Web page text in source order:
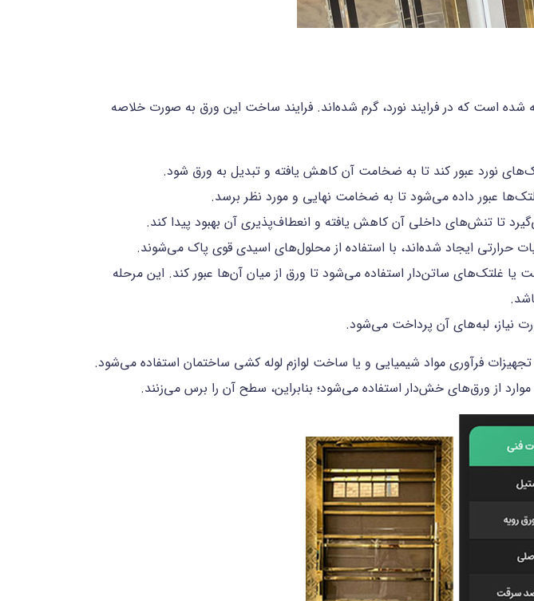
است که در فرایند نورد، گرم شده‌اند. فرایند ساخت این ورق به صورت خلاصه
نورد عبور کند تا به ضخامت آن کاهش یافته و تبدیل به ورق شود.
عبور داده می‌شود تا به ضخامت نهایی و مورد نظر برسد.
تا تنش‌های داخلی آن کاهش یافته و انعطاف‌پذیری آن بهبود پیدا کند.
حرارتی ایجاد شده‌اند، با استفاده از محلول‌های اسیدی قوی پاک می‌شوند.
غلتک‌های ساتن‌دار استفاده می‌شود تا ورق از میان آن‌ها عبور کند. این مرحله
نیاز، لبه‌های آن پرداخت می‌شود.
فرآوری مواد شیمیایی و یا ساخت لوازم لوله کشی ساختمان استفاده می‌شود.
از ورق‌های خش‌دار استفاده می‌شود؛ بنابراین، سطح آن را برس می‌زنند.